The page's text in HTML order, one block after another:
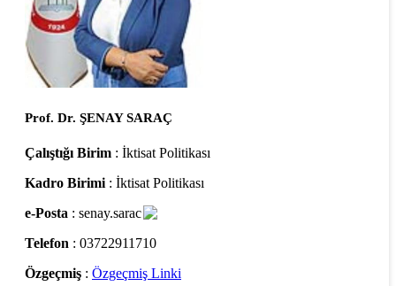
Prof. Dr. ŞENAY SARAÇ
Çalıştığı Birim : İktisat Politikası
Kadro Birimi : İktisat Politikası
e-Posta : senay.sarac
Telefon : 03722911710
Özgeçmiş : Özgeçmiş Linki